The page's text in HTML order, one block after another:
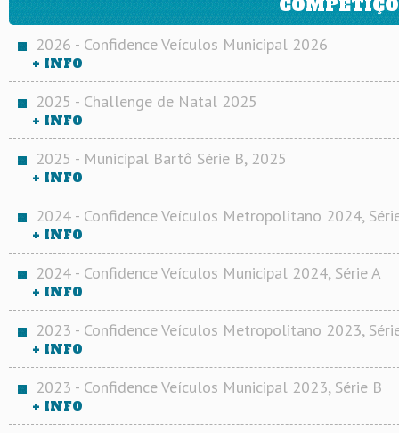
2026 - Confidence Veículos Municipal 2026
+ INFO
2025 - Challenge de Natal 2025
+ INFO
2025 - Municipal Bartô Série B, 2025
+ INFO
2024 - Confidence Veículos Metropolitano 2024,
+ INFO
2024 - Confidence Veículos Municipal 2024, Série A
+ INFO
2023 - Confidence Veículos Metropolitano 2023,
+ INFO
2023 - Confidence Veículos Municipal 2023, Série B
+ INFO